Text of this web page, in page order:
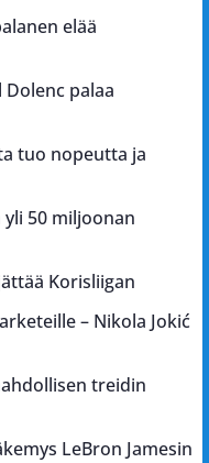
elää
Dolenc palaa
tuo nopeutta ja
50 miljoonan
Korisliigan
– Nikola Jokić
treidin
LeBron Jamesin